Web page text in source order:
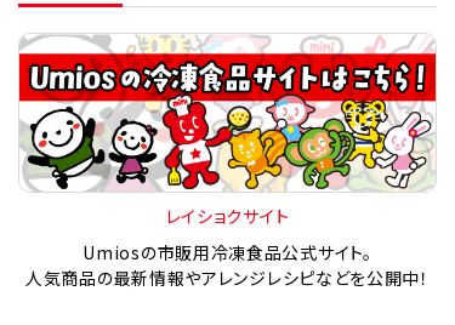
レイショクサイト
Umiosの市販用冷凍食品公式サイト。
人気商品の最新情報やアレンジレシピなどを公開中！